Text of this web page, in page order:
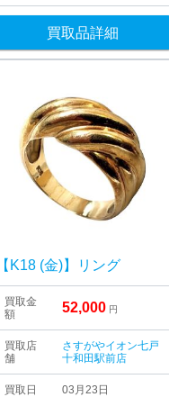
買取品詳細
【K18 (金)】リング
買取金
額
52,000 円
買取店
舗
さすがやイオン七戸
十和田駅前店
買取日 03月23日